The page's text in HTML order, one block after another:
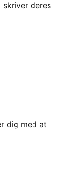
deres
dig med at